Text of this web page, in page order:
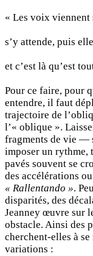
« Les voix viennent
s’y attende, puis
et c’est là qu’est
Pour ce faire, pour
entendre, il faut
trajectoire de
l’« oblique ».
fragments de vie —
imposer un rythme,
pavés souvent se
des accélérations ou
« Rallentando ».
disparités, des
Jeanney œuvre sur
obstacle. Ainsi des
cherchent-elles à
variations :